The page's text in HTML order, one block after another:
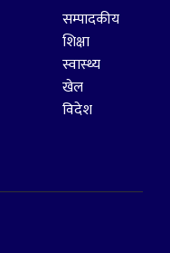
सम्पादकीय
शिक्षा
स्वास्थ्य
खेल
विदेश